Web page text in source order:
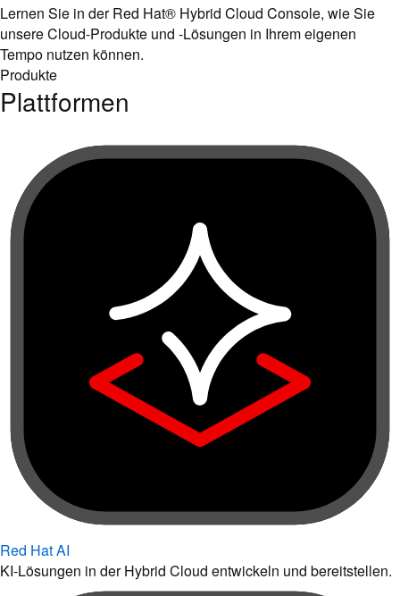
Lernen Sie in der Red Hat® Hybrid Cloud Console, wie Sie
unsere Cloud-Produkte und -Lösungen in Ihrem eigenen
Tempo nutzen können.
Produkte
Plattformen
Red Hat AI
KI-Lösungen in der Hybrid Cloud entwickeln und bereitstellen.